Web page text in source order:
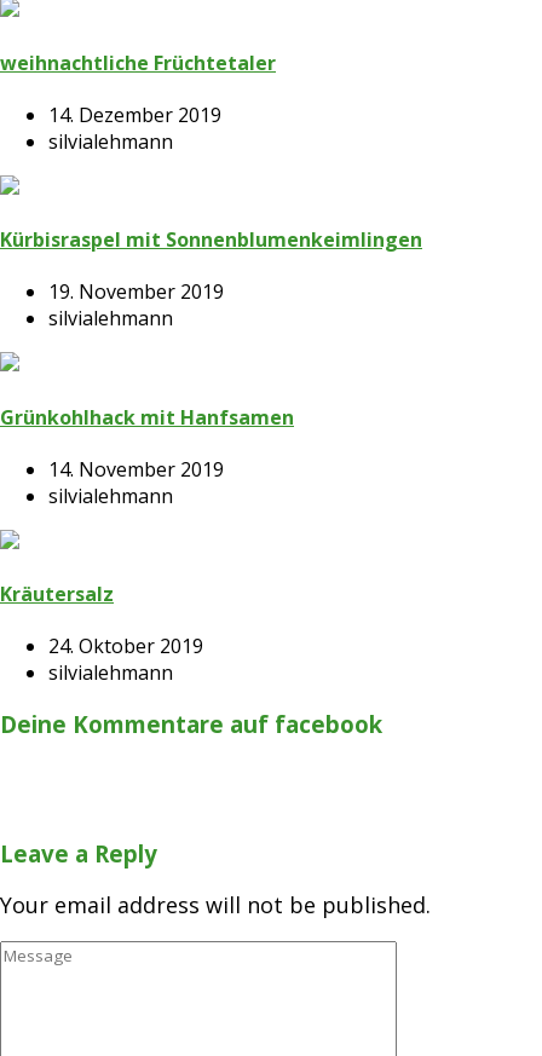
weihnachtliche Früchtetaler
14. Dezember 2019
silvialehmann
Kürbisraspel mit Sonnenblumenkeimlingen
19. November 2019
silvialehmann
Grünkohlhack mit Hanfsamen
14. November 2019
silvialehmann
Kräutersalz
24. Oktober 2019
silvialehmann
Deine Kommentare auf facebook
Leave a Reply
Your email address will not be published.